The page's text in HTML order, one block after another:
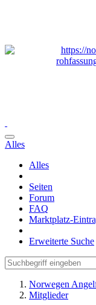
Alles
Alles
Seiten
Forum
FAQ
Marktplatz-
Erweiterte Suche
Norwegen
Mitglieder